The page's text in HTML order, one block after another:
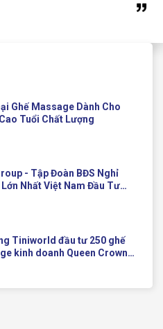
Ghế Massage Dành Cho
Tuổi Chất Lượng
- Tập Đoàn BĐS Nghỉ
Lớn Nhất Việt Nam Đầu Tư
Tiniworld đầu tư 250 ghế
kinh doanh Queen Crown